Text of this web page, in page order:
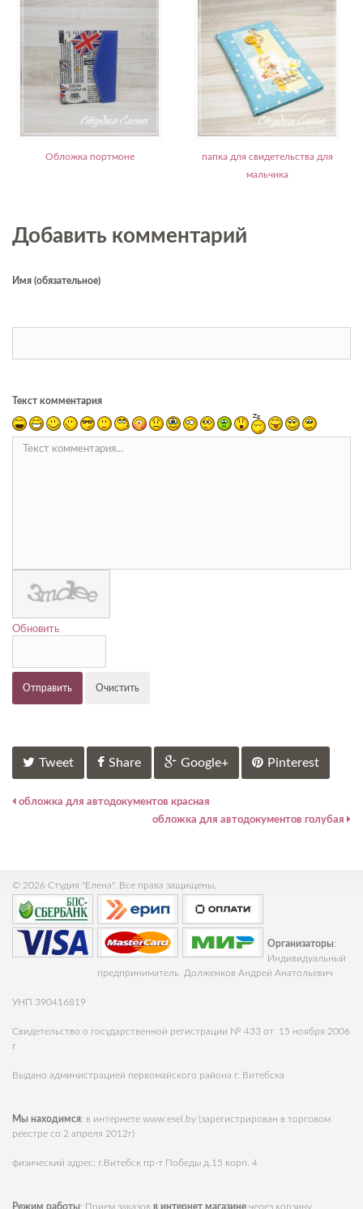
Обложка портмоне
папка для свидетельства для
мальчика
Добавить комментарий
Имя (обязательное)
Текст комментария
Обновить
Отправить Очистить
Tweet Share Google+ Pinterest
обложка для автодокументов красная
обложка для автодокументов голубая
© 2026 Студия "Елена". Все права защищены.
Организаторы:
Индивидуальный
предприниматель Долженков Андрей Анатольевич
УНП 390416819
Свидетельство о государственной регистрации № 433 от 15 ноября 2006
г
Выдано администрацией первомайского района г. Витебска
Мы находимся: в интернете www.esel.by (зарегистрирован в торговом
реестре со 2 апреля 2012г)
физический адрес: г.Витебск пр-т Победы д.15 корп. 4
Режим работы: Прием заказов в интернет магазине через корзину